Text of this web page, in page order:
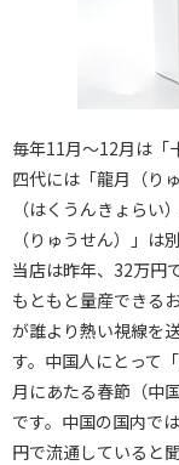
毎年11月～12月は「
四代には「龍月（り
（はくうんきょら
（りゅうせん）」は
当店は昨年、32万円
もともと量産できる
が誰より熱い視線を
す。中国人にとって
月にあたる春節（中
です。中国の国内で
円で流通していると聞